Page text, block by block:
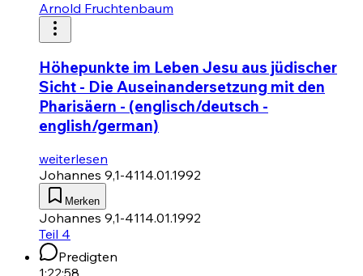
Arnold Fruchtenbaum
Höhepunkte im Leben Jesu aus jüdischer
Sicht - Die Auseinandersetzung mit den
Pharisäern - (englisch/deutsch -
english/german)
weiterlesen
Johannes 9,1-4114.01.1992
Merken
Johannes 9,1-4114.01.1992
Teil 4
Predigten